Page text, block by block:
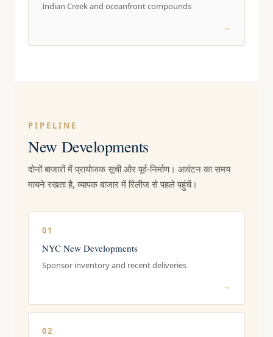
Indian Creek and oceanfront compounds
→
PIPELINE
New Developments
दोनों बाजारों में प्रायोजक सूची और पूर्व-निर्माण। आवंटन का समय
मायने रखता है, व्यापक बाजार में रिलीज से पहले पहुंचें।
01
NYC New Developments
Sponsor inventory and recent deliveries
→
02